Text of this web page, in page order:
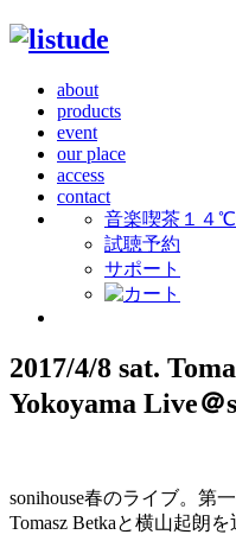
about
products
event
our place
access
contact
音楽喫茶１４
試聴予約
サポート
2017/4/8 sat.
Yokoyama Live＠
sonihouse春のライブ。第
Tomasz Betkaと横山起朗を